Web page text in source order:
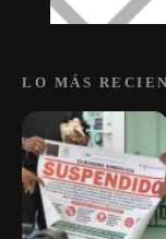
LO MÁS